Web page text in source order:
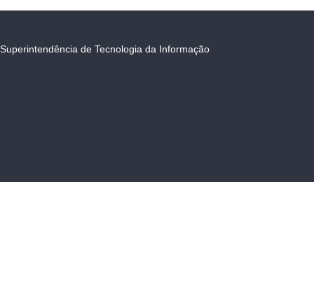
Superintendência de Tecnologia da Informação